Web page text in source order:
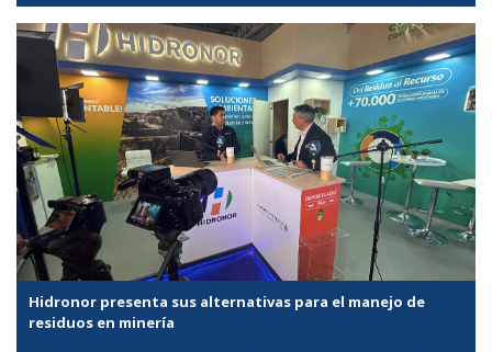
Hidronor presenta sus alternativas para el manejo de
residuos en minería